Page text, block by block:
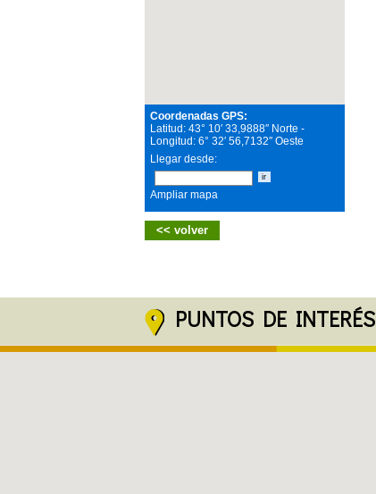
Coordenadas GPS:
Latitud: 43° 10′ 33,9888″ Norte -
Longitud: 6° 32′ 56,7132″ Oeste
Llegar desde:
Ampliar mapa
<< volver
PUNTOS DE INTERÉS